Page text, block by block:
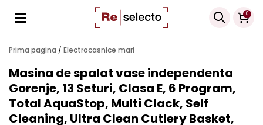
0
Products
search
Prima pagina / Electrocasnice mari
Masina de spalat vase independenta
Gorenje, 13 Seturi, Clasa E, 6 Program,
Total AquaStop, Multi Clack, Self
Cleaning, Ultra Clean Cutlery Basket,